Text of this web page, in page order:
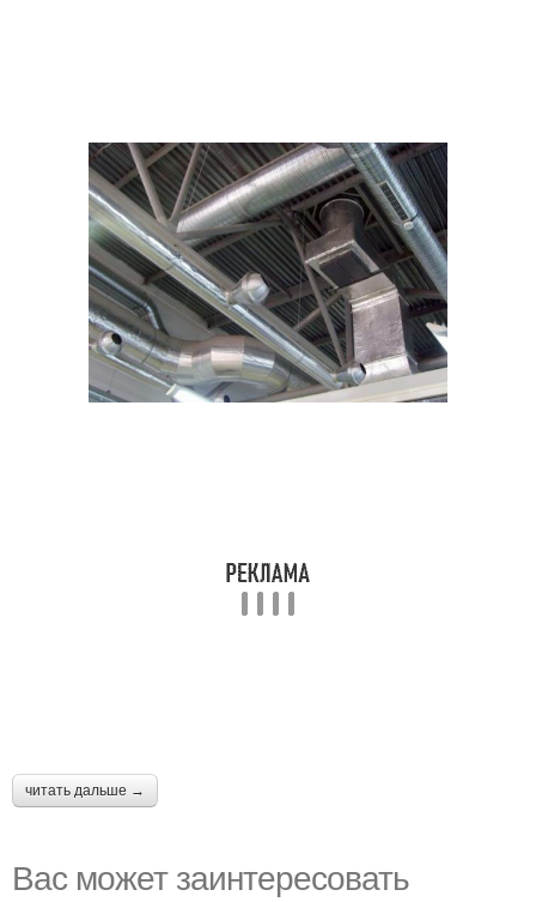
читать дальше →
Вас может заинтересовать